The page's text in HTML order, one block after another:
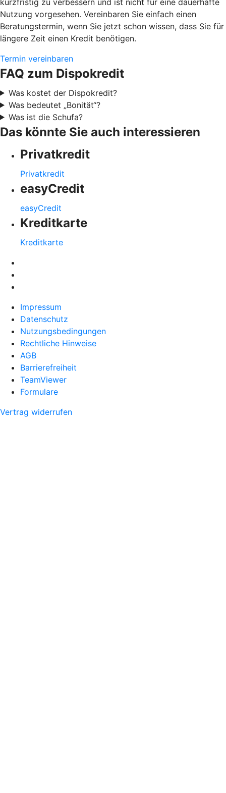
Nutzung vorgesehen. Vereinbaren Sie einfach einen
Beratungstermin, wenn Sie jetzt schon wissen, dass Sie für
längere Zeit einen Kredit benötigen.
Termin vereinbaren
FAQ zum Dispokredit
Was kostet der Dispokredit?
Was bedeutet „Bonität“?
Was ist die Schufa?
Das könnte Sie auch interessieren
Privatkredit
Privatkredit
easyCredit
easyCredit
Kreditkarte
Kreditkarte
Impressum
Datenschutz
Nutzungsbedingungen
Rechtliche Hinweise
AGB
Barrierefreiheit
TeamViewer
Formulare
Vertrag widerrufen